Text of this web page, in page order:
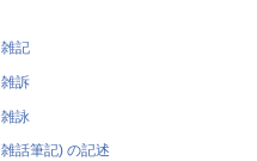
雑記
雑訴
雑詠
雑話筆記) の記述